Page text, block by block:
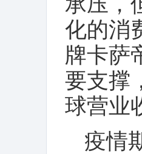
化的消
牌卡萨
要支撑
球营业
疫情